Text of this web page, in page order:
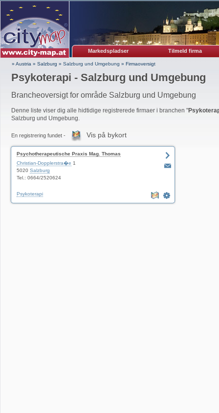
Markedspladser Tilmeld firma
» Austria » Salzburg » Salzburg und Umgebung » Firmaoversigt
Psykoterapi - Salzburg und Umgebung
Brancheoversigt for område Salzburg und Umgebung
Denne liste viser dig alle hidtidige registrerede firmaer i branchen "
Salzburg und Umgebung.
En registrering fundet - Vis på bykort
Psychotherapeutische Praxis Mag. Thomas
Pöllitzer
Christian-Dopplerstra�e 1
5020 Salzburg
Tel.: 0664/2520624
Psykoterapi